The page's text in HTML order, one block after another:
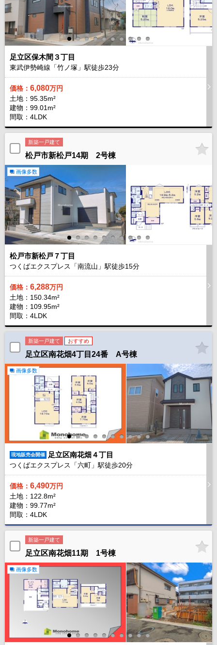
足立区保木間３丁目
東武伊勢崎線「竹ノ塚」駅徒歩23分
価格： 6,080万円
土地：95.35m²
建物：99.01m²
間取：4LDK
新築一戸建て
松戸市新松戸14期 2号棟
画像多数
松戸市新松戸７丁目
つくばエクスプレス「南流山」駅徒歩15分
価格： 6,288万円
土地：150.34m²
建物：109.95m²
間取：4LDK
新築一戸建て おすすめ
足立区南花畑4丁目24番 A号棟
画像多数
現地販売会開催 足立区南花畑４丁目
つくばエクスプレス「六町」駅徒歩20分
価格： 6,490万円
土地：122.8m²
建物：99.77m²
間取：4LDK
新築一戸建て
足立区南花畑11期 1号棟
画像多数